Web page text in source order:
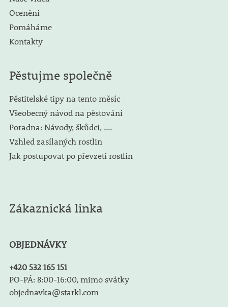
Ocenění
Pomáháme
Kontakty
Pěstujme společně
Pěstitelské tipy na tento měsíc
Všeobecný návod na pěstování
Poradna: Návody, škůdci, ....
Vzhled zasílaných rostlin
Jak postupovat po převzetí rostlin
Zákaznická linka
OBJEDNÁVKY
+420 532 165 151
PO-PÁ: 8:00-16:00, mimo svátky
objednavka@starkl.com